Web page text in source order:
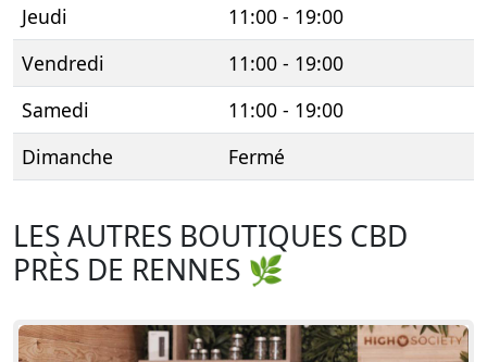
Jeudi
11:00 - 19:00
Vendredi
11:00 - 19:00
Samedi
11:00 - 19:00
Dimanche
Fermé
LES AUTRES BOUTIQUES CBD
PRÈS DE RENNES 🌿